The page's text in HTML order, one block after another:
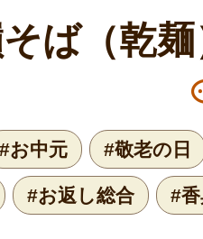
ば（乾
#お中元 #敬老の日
#お返し総合 #